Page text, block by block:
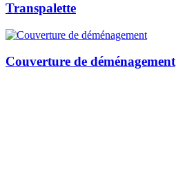
Transpalette
Couverture de déménagement